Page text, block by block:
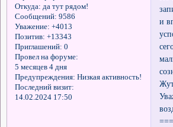
Откуда: да тут рядом!
Сообщений: 9586
Уважение: +4013
Позитив: +13343
Приглашений: 0
Провел на форуме:
5 месяцев 4 дня
Предупреждения: Низкая активность!
Последний визит:
14.02.2024 17:50
и